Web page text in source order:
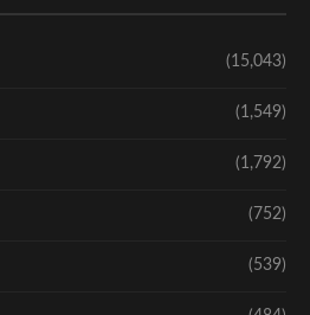
(15,043)
(1,549)
(1,792)
(752)
(539)